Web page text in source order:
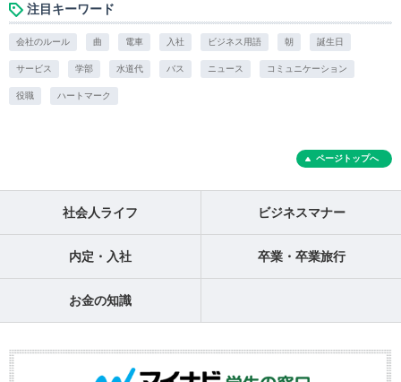
注目キーワード
会社のルール 曲 電車 入社 ビジネス用語 朝 誕生日
サービス 学部 水道代 バス ニュース コミュニケーション
役職 ハートマーク
ページトップへ
社会人ライフ ビジネスマナー
内定・入社 卒業・卒業旅行
お金の知識